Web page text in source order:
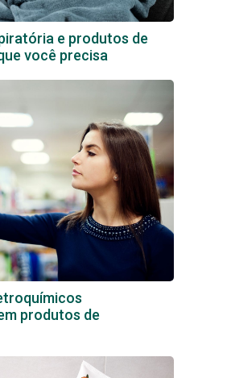
e produtos de
você precisa
produtos de